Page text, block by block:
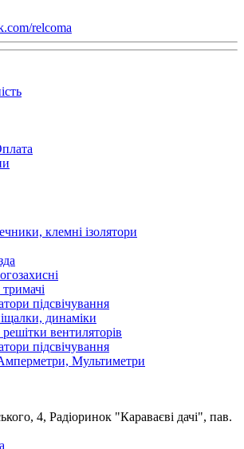
relcoma
клемні ізолятори
підсвічування
динаміки
вентиляторів
підсвічування
Мультиметри
4, Радіоринок "Караваєві дачі", пав.